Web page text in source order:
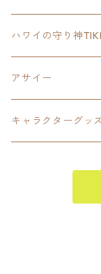
California State
Interstate 州間道路
U.S. Route国道（ア
ブランド
ミリタリー
ゲーム
ジャパンスタイル
KIDS
ハワイの守り神TIKI
アサイー
キャラクターグッ